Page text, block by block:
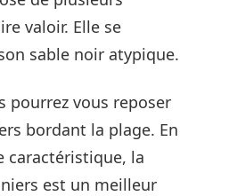
valoir. Elle se
sable noir atypique.
pourrez vous reposer
bordant la plage. En
caractéristique, la
est un meilleur